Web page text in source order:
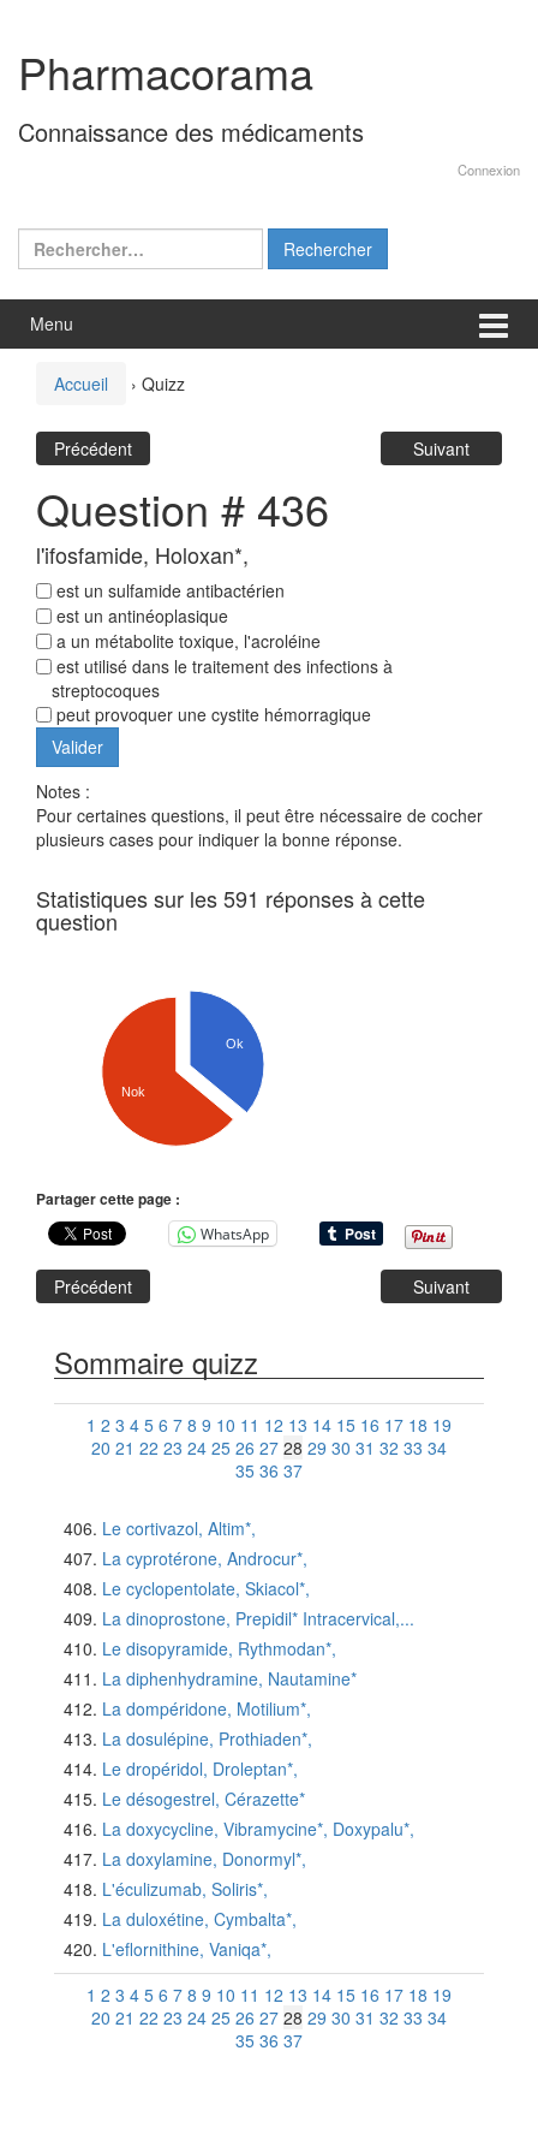
contenu
menu
principal
Pharmacorama
Connaissance des médicaments
Connexion
Rechercher :
Menu
Accueil › Quizz
Précédent Suivant
Question # 436
l'ifosfamide, Holoxan*,
est un sulfamide antibactérien
est un antinéoplasique
a un métabolite toxique, l'acroléine
est utilisé dans le traitement des infections à
streptocoques
peut provoquer une cystite hémorragique
Notes :
Pour certaines questions, il peut être nécessaire de cocher
plusieurs cases pour indiquer la bonne réponse.
Statistiques sur les 591 réponses à cette
question
Ok
Nok
Partager cette page :
WhatsApp
Précédent Suivant
Sommaire quizz
1 2 3 4 5 6 7 8 9 10 11 12 13 14 15 16 17 18 19
20 21 22 23 24 25 26 27 28 29 30 31 32 33 34
35 36 37
Le cortivazol, Altim*,
La cyprotérone, Androcur*,
Le cyclopentolate, Skiacol*,
La dinoprostone, Prepidil* Intracervical,...
Le disopyramide, Rythmodan*,
La diphenhydramine, Nautamine*
La dompéridone, Motilium*,
La dosulépine, Prothiaden*,
Le dropéridol, Droleptan*,
Le désogestrel, Cérazette*
La doxycycline, Vibramycine*, Doxypalu*,
La doxylamine, Donormyl*,
L'éculizumab, Soliris*,
La duloxétine, Cymbalta*,
L'eflornithine, Vaniqa*,
1 2 3 4 5 6 7 8 9 10 11 12 13 14 15 16 17 18 19
20 21 22 23 24 25 26 27 28 29 30 31 32 33 34
35 36 37